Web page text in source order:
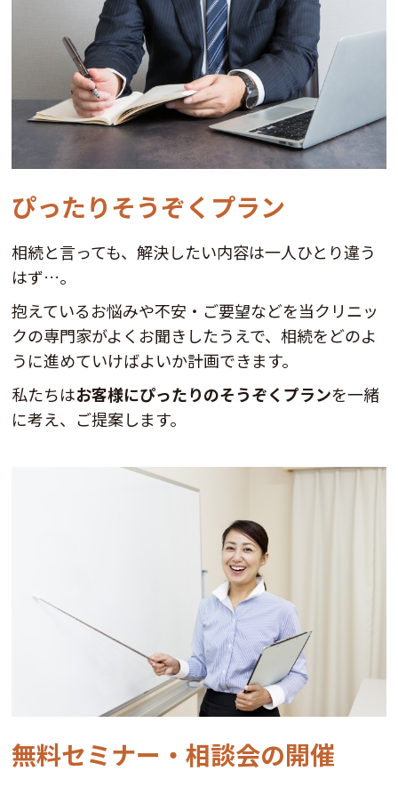
ぴったりそうぞくプラン
相続と言っても、解決したい内容は一人ひとり違う
はず…。
抱えているお悩みや不安・ご要望などを当クリニッ
クの専門家がよくお聞きしたうえで、相続をどのよ
うに進めていけばよいか計画できます。
私たちはお客様にぴったりのそうぞくプランを一緒
に考え、ご提案します。
無料セミナー・相談会の開催